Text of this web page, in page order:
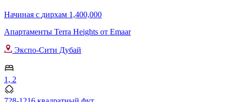
Начиная с дирхам 1,400,000
Апартаменты Terra Heights от Emaar
Экспо-Сити Дубай
1, 2